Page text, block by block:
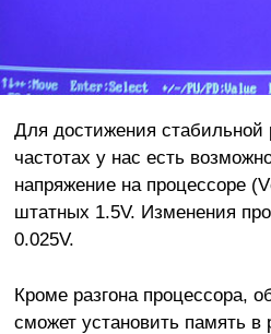
Для достижения стабильной
частотах у нас есть
напряжение на процессоре
штатных 1.5V. Изменения
0.025V.
Кроме разгона процессора,
сможет установить память